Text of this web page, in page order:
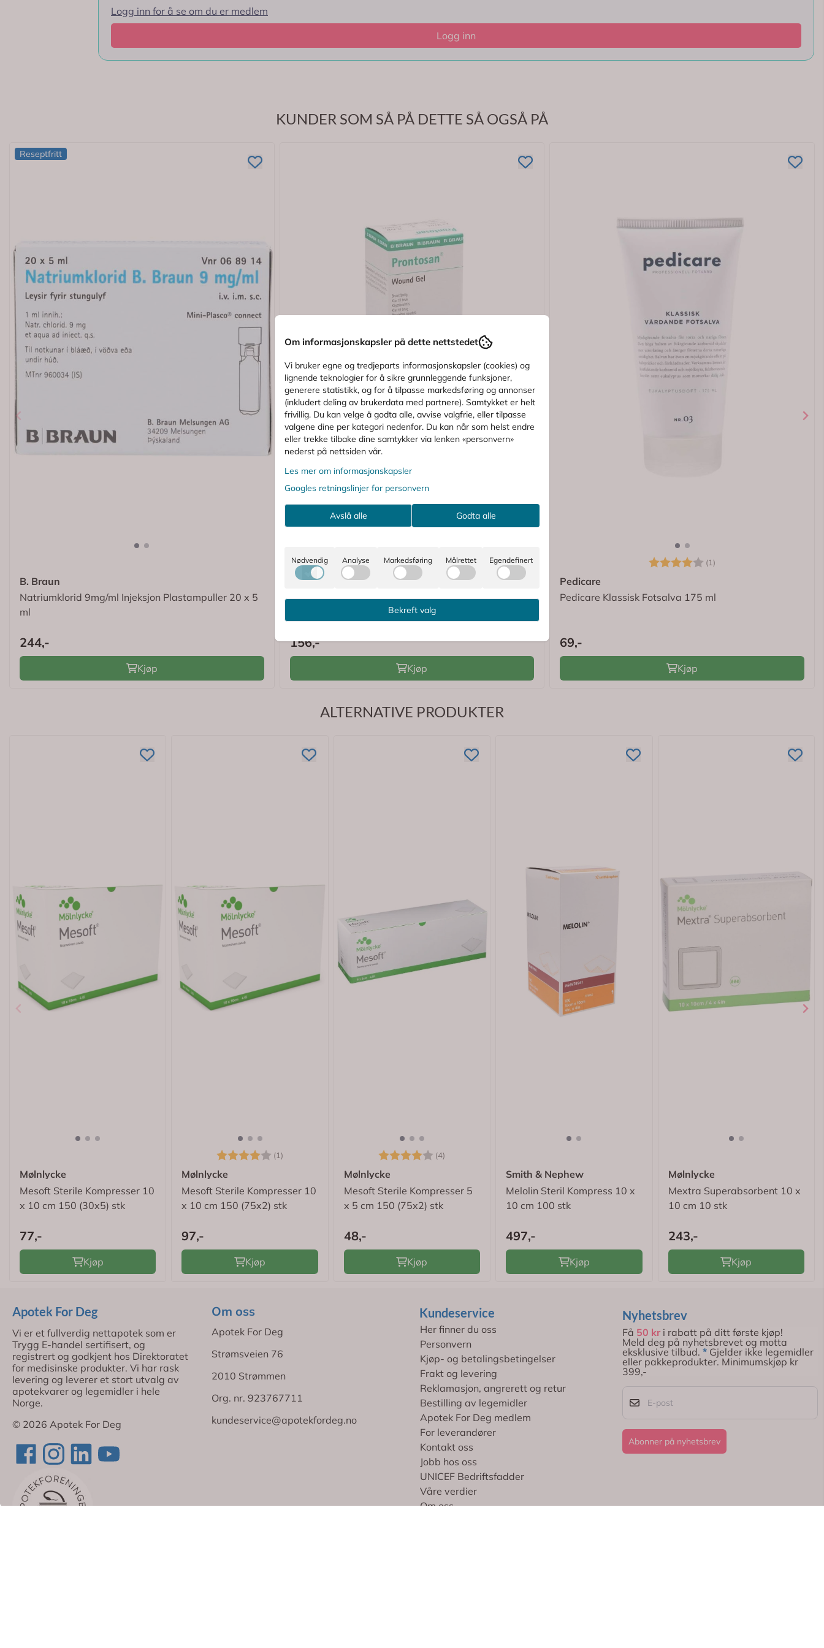
Logg inn for å se om du er medlem
Logg inn
Bruksområde
Ingredienser
KUNDER SOM SÅ PÅ DETTE SÅ OGSÅ PÅ
Reseptfritt
B. Braun
Natriumklorid 9mg/ml Injeksjon Plastampuller 20 x 5
ml
244,-
Kjøp
Prontosan
Prontosan Sårgel 30 ml
156,-
Kjøp
Karakter: (1)
Pedicare
Pedicare Klassisk Fotsalva 175 ml
69,-
Kjøp
ALTERNATIVE PRODUKTER
Mølnlycke
Mesoft Sterile Kompresser 10
x 10 cm 150 (30x5) stk
77,-
Kjøp
Karakter: (1)
Mølnlycke
Mesoft Sterile Kompresser 10
x 10 cm 150 (75x2) stk
97,-
Kjøp
Karakter: (4)
Mølnlycke
Mesoft Sterile Kompresser 5
x 5 cm 150 (75x2) stk
48,-
Kjøp
Smith & Nephew
Melolin Steril Kompress 10 x
10 cm 100 stk
497,-
Kjøp
Mølnlycke
Mextra Superabsorbent 10 x
10 cm 10 stk
243,-
Kjøp
Apotek For Deg
Vi er et fullverdig nettapotek som er
Trygg E-handel sertifisert, og
registrert og godkjent hos Direktoratet
for medisinske produkter. Vi har rask
levering og leverer et stort utvalg av
apotekvarer og legemidler i hele
Norge.
© 2026 Apotek For Deg
Om oss
Apotek For Deg
Strømsveien 76
2010 Strømmen
Org. nr. 923767711
kundeservice@apotekfordeg.no
Kundeservice
Her finner du oss
Personvern
Kjøp- og betalingsbetingelser
Frakt og levering
Reklamasjon, angrerett og retur
Bestilling av legemidler
Apotek For Deg medlem
For leverandører
Kontakt oss
Jobb hos oss
UNICEF Bedriftsfadder
Våre verdier
Om oss
Nyhetsbrev
Få 50 kri rabatt på ditt første kjøp!
Meld deg på nyhetsbrevet og motta
eksklusive tilbud. * Gjelder ikke legemidler
eller pakkeprodukter. Minimumskjøp kr
399,-
Abonner på nyhetsbrev
Om informasjonskapsler på dette nettstedet
Vi bruker egne og tredjeparts informasjonskapsler (cookies) og
lignende teknologier for å sikre grunnleggende funksjoner,
generere statistikk, og for å tilpasse markedsføring og annonser
(inkludert deling av brukerdata med partnere). Samtykket er helt
frivillig. Du kan velge å godta alle, avvise valgfrie, eller tilpasse
valgene dine per kategori nedenfor. Du kan når som helst endre
eller trekke tilbake dine samtykker via lenken «personvern»
nederst på nettsiden vår.
Les mer om informasjonskapsler
Googles retningslinjer for personvern
Avslå alle Godta alle
Nødvendig Analyse Markedsføring Målrettet Egendefinert
Bekreft valg